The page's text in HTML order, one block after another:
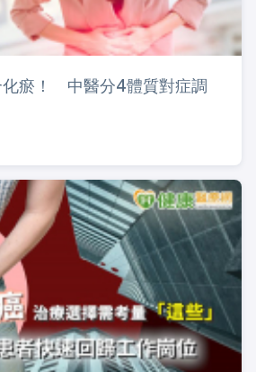
化瘀！ 中醫分4體質對症調